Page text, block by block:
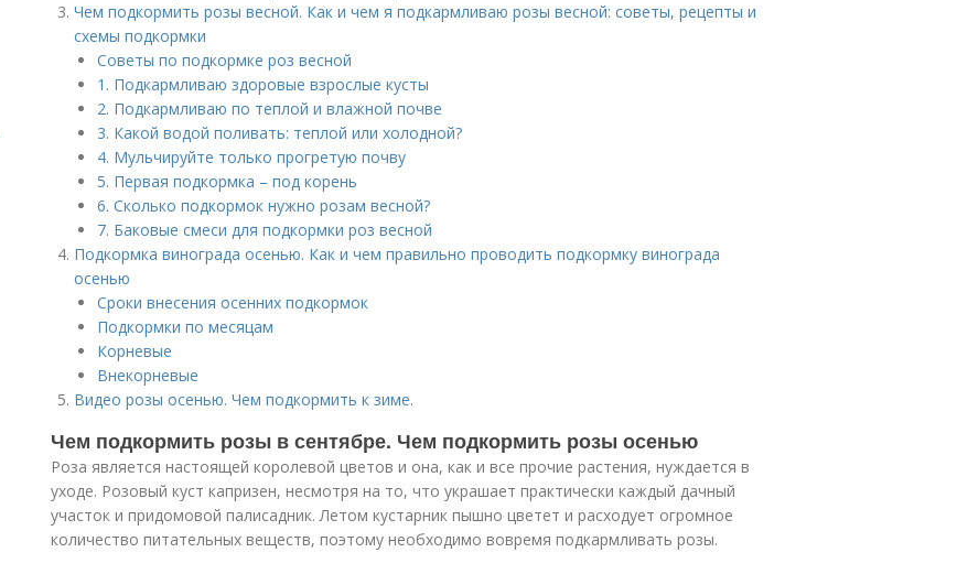
Чем подкормить розы весной. Как и чем я подкармливаю розы весной: советы, рецепты и
схемы подкормки
Советы по подкормке роз весной
1. Подкармливаю здоровые взрослые кусты
2. Подкармливаю по теплой и влажной почве
3. Какой водой поливать: теплой или холодной?
4. Мульчируйте только прогретую почву
5. Первая подкормка – под корень
6. Сколько подкормок нужно розам весной?
7. Баковые смеси для подкормки роз весной
Подкормка винограда осенью. Как и чем правильно проводить подкормку винограда
осенью
Сроки внесения осенних подкормок
Подкормки по месяцам
Корневые
Внекорневые
Видео розы осенью. Чем подкормить к зиме.
Чем подкормить розы в сентябре. Чем подкормить розы осенью
Роза является настоящей королевой цветов и она, как и все прочие растения, нуждается в
уходе. Розовый куст капризен, несмотря на то, что украшает практически каждый дачный
участок и придомовой палисадник. Летом кустарник пышно цветет и расходует огромное
количество питательных веществ, поэтому необходимо вовремя подкармливать розы.